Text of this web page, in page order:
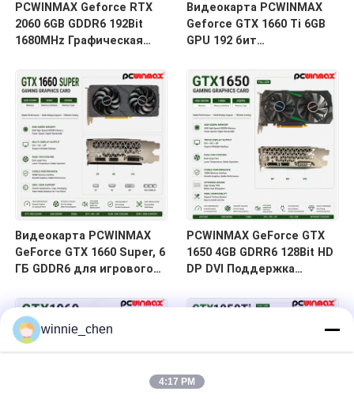
PCWINMAX Geforce RTX
2060 6GB GDDR6 192Bit
1680MHz Графическая
вентиляторами с
HD/DP/DVI На складе для
настольных
компьютеров
Видеокарта PCWINMAX
Geforce GTX 1660 Ti 6GB
GPU 192 бит
DVI 14 Гбит/с
Видеокарта PCWINMAX
GeForce GTX 1660 Super, 6
ГБ GDDR6 для игрового
видеокарта PCIe 3.0 x16
1660S для игр
PCWINMAX GeForce GTX
1650 4GB GDRR6 128Bit HD
DP DVI Поддержка
Готовая графическая
winnie_chen
4:17 PM